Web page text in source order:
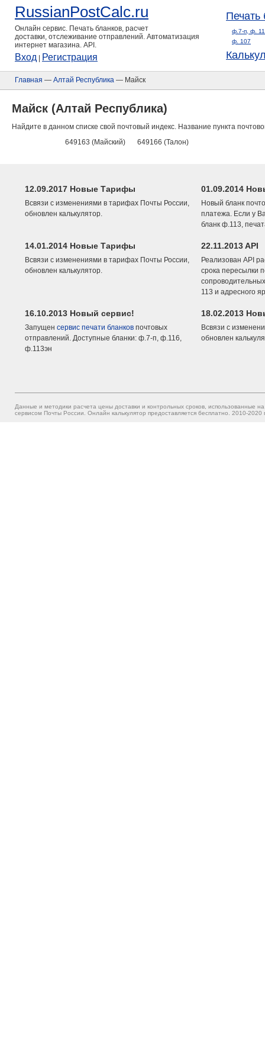
RussianPostCalc.ru
Онлайн сервис. Печать бланков, расчет
доставки, отслеживание отправлений. Автоматизация
интернет магазина. API.
Вход Регистрация
Печать
ф.7-п, ф.
ф. 107
Главная — Алтай Республика — Майск
Майск (Алтай Республика)
Найдите в данном списке свой почтовый индекс. Название пункта
649163 (Майский)
649166 (Талон)
12.09.2017 Новые Тарифы
Всвязи с изменениями в тарифах Почты России,
обновлен калькулятор.
01.09.2014
Новый бланк
платежа. Если у
бланк ф.113,
14.01.2014 Новые Тарифы
Всвязи с изменениями в тарифах Почты России,
обновлен калькулятор.
22.11.2013 API
Реализован API
срока пересылки
113 и адресного
16.10.2013 Новый сервис!
Запущен сервис печати бланков почтовых
отправлений. Доступные бланки: ф.7-п, ф.116,
ф.113эн
18.02.2013
Всвязи с
обновлен
Данные и методики расчета цены доставки и контрольных сроков, использованные
сервисом Почты России. Онлайн калькулятор предоставляется бесплатно. 2010-2020